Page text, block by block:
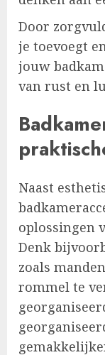
Door
je toevoegt
jouw
van rust en
Naast
oplossingen
Denk
zoals
rommel te